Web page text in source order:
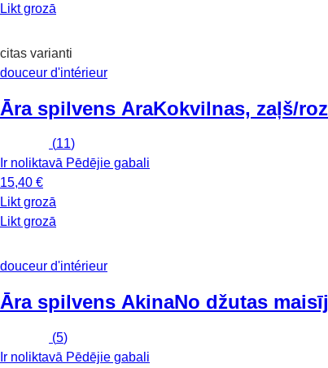
Likt grozā
citas varianti
douceur d'intérieur
Āra spilvens AraKokvilnas, zaļš/
(11)
Ir noliktavā Pēdējie gabali
15,40 €
Likt grozā
Likt grozā
douceur d'intérieur
Āra spilvens AkinaNo džutas
(5)
Ir noliktavā Pēdējie gabali